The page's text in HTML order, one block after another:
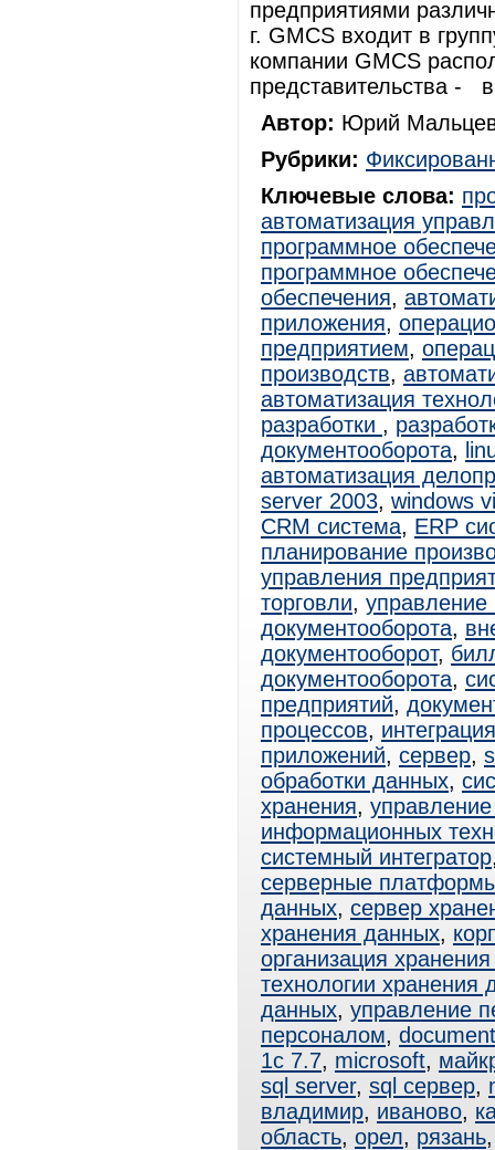
предприятиями
г. GMCS входит в
компании GMCS
представительства -
Автор: Юрий
Рубрики:
Ключевые слова:
автоматизация
программное
программное
обеспечения,
приложения,
предприятием,
производств,
автоматизация
разработки ,
документооборота,
автоматизация
server 2003, windows
CRM система, ERP
планирование
управления
торговли, управление
документооборота,
документооборот,
документооборота,
предприятий,
процессов, интеграция
приложений, сервер,
обработки данных,
хранения,
информационных
системный интегратор
серверные
данных, сервер
хранения данных,
организация
технологии хранения
данных, управление
персоналом,
1с 7.7, microsoft,
sql server, sql сервер,
владимир, иваново,
область, орел, рязань